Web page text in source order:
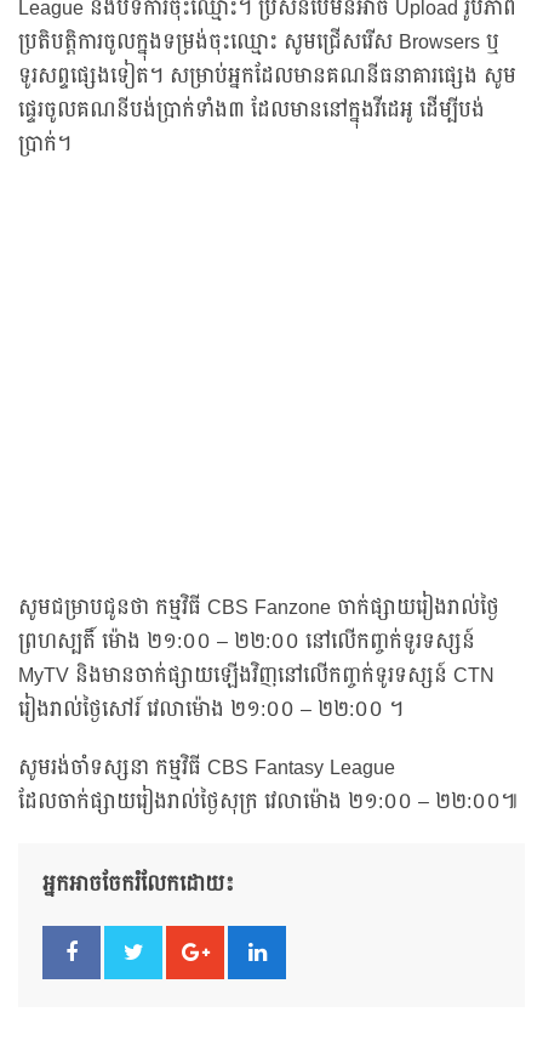
League នឹងបិទការចុះឈ្មោះ។ ប្រសិនបើមិនអាច Upload រូបភាព
ប្រតិបត្តិការចូលក្នុងទម្រង់ចុះឈ្មោះ សូមជ្រើសរើស Browsers ឬ
ទូរសព្ទផ្សេងទៀត។ សម្រាប់អ្នកដែលមានគណនីធនាគារផ្សេង សូម
ផ្ទេរចូលគណនីបង់ប្រាក់ទាំង៣ ដែលមាននៅក្នុងវីដេអូ ដើម្បីបង់
ប្រាក់។
សូមជម្រាបជូនថា កម្មវិធី CBS Fanzone ចាក់ផ្សាយរៀងរាល់ថ្ងៃ
ព្រហស្បតិ៍ ម៉ោង ២១:០០ – ២២:០០ នៅលើកញ្ចក់ទូរទស្សន៍
MyTV និងមានចាក់ផ្សាយឡើងវិញនៅលើកញ្ចក់ទូរទស្សន៍ CTN
រៀងរាល់ថ្ងៃសៅរ៍ វេលាម៉ោង ២១:០០ – ២២:០០ ។
សូមរង់ចាំទស្សនា កម្មវិធី CBS Fantasy League
ដែលចាក់ផ្សាយរៀងរាល់ថ្ងៃសុក្រ វេលាម៉ោង ២១:០០ – ២២:០០៕
អ្នកអាចចែករំលែកដោយ៖